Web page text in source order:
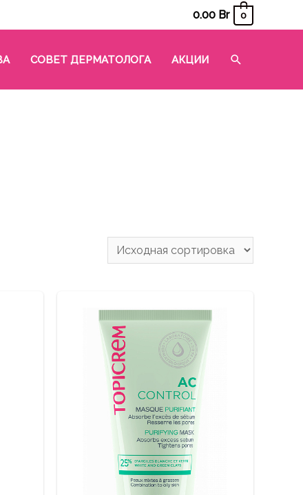
0.00 Br 0
СОВЕТ ДЕРМАТОЛОГА АКЦИИ Поиск